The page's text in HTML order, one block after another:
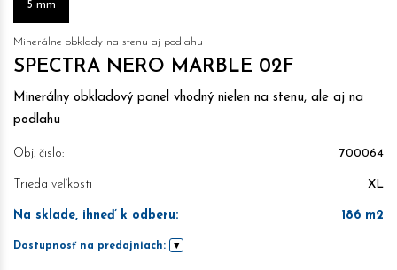
5 mm
Minerálne obklady na stenu aj podlahu
SPECTRA NERO MARBLE 02F
Minerálny obkladový panel vhodný nielen na stenu, ale aj na
podlahu
Obj. čislo: 700064
Trieda veľkosti XL
Na sklade, ihneď k odberu: 186m2
Dostupnosť na predajniach: